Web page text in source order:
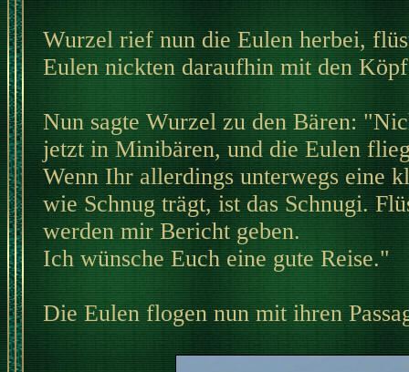
Wurzel rief nun die Eulen herbei,
Eulen nickten daraufhin mit den
Nun sagte Wurzel zu den Bären:
jetzt in Minibären, und die Eulen
Wenn Ihr allerdings unterwegs eine
wie Schnug trägt, ist das Schnugi.
werden mir Bericht geben.
Ich wünsche Euch eine gute Reise."
Die Eulen flogen nun mit ihren